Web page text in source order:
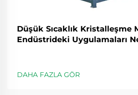
Düşük Sıcaklık Kristalleşme
Endüstrideki Uygulamaları
DAHA FAZLA GÖR